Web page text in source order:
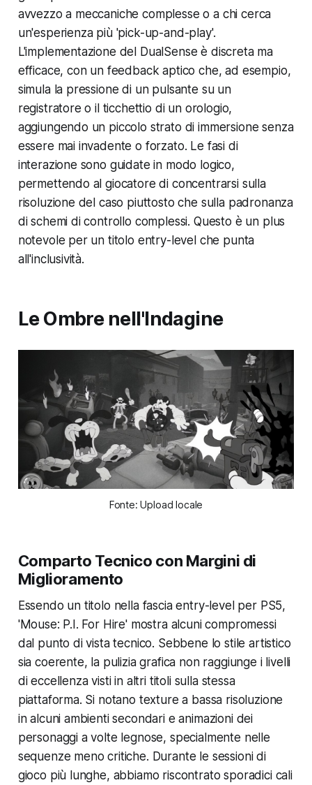
avvezzo a meccaniche complesse o a chi cerca
un'esperienza più 'pick-up-and-play'.
L'implementazione del DualSense è discreta ma
efficace, con un feedback aptico che, ad esempio,
simula la pressione di un pulsante su un
registratore o il ticchettio di un orologio,
aggiungendo un piccolo strato di immersione senza
essere mai invadente o forzato. Le fasi di
interazione sono guidate in modo logico,
permettendo al giocatore di concentrarsi sulla
risoluzione del caso piuttosto che sulla padronanza
di schemi di controllo complessi. Questo è un plus
notevole per un titolo entry-level che punta
all'inclusività.
Le Ombre nell'Indagine
Fonte: Upload locale
Comparto Tecnico con Margini di
Miglioramento
Essendo un titolo nella fascia entry-level per PS5,
'Mouse: P.I. For Hire' mostra alcuni compromessi
dal punto di vista tecnico. Sebbene lo stile artistico
sia coerente, la pulizia grafica non raggiunge i livelli
di eccellenza visti in altri titoli sulla stessa
piattaforma. Si notano texture a bassa risoluzione
in alcuni ambienti secondari e animazioni dei
personaggi a volte legnose, specialmente nelle
sequenze meno critiche. Durante le sessioni di
gioco più lunghe, abbiamo riscontrato sporadici cali